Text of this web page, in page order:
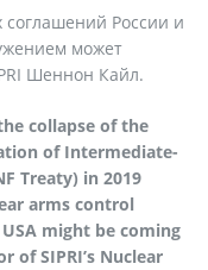
соглашений России и
может
Шеннон Кайл.
collapse of the
of Intermediate-
Treaty) in 2019
arms control
might be coming
of SIPRI’s Nuclear